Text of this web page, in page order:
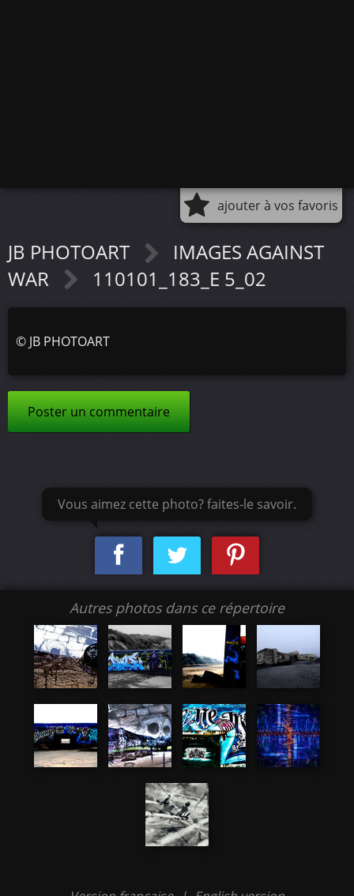
ajouter à vos favoris
JB PHOTOART
IMAGES AGAINST
WAR
110101_183_E 5_02
© JB PHOTOART
Poster un commentaire
Vous aimez cette photo? faites-le savoir.
Autres photos dans ce répertoire